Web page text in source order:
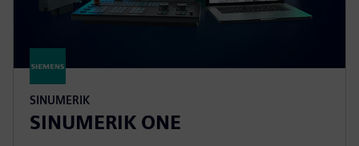
SINUMERIK
SINUMERIK ONE